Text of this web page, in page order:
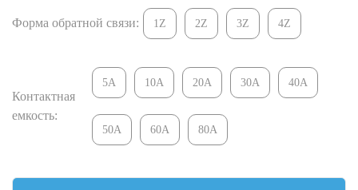
Форма обратной связи: 1Z 2Z 3Z 4Z
Контактная
емкость:
5A 10A 20A 30A 40A
50A 60A 80A